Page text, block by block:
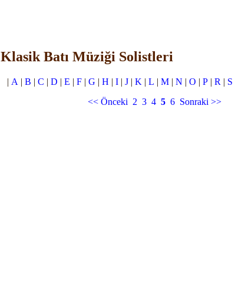
Klasik Batı Müziği Solistleri
| A | B | C | D | E | F | G | H | I | J | K | L | M | N | O | P | R | S
<< Önceki 2 3 4 5 6 Sonraki >>